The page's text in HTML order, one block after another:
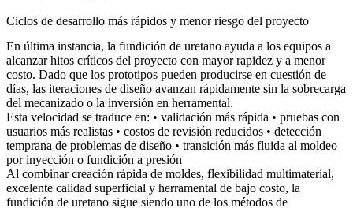
Ciclos de desarrollo más rápidos y menor riesgo del proyecto
En última instancia, la fundición de uretano ayuda a los equipos a
alcanzar hitos críticos del proyecto con mayor rapidez y a menor
costo. Dado que los prototipos pueden producirse en cuestión de
días, las iteraciones de diseño avanzan rápidamente sin la sobrecarga
del mecanizado o la inversión en herramental.
Esta velocidad se traduce en: • validación más rápida • pruebas con
usuarios más realistas • costos de revisión reducidos • detección
temprana de problemas de diseño • transición más fluida al moldeo
por inyección o fundición a presión
Al combinar creación rápida de moldes, flexibilidad multimaterial,
excelente calidad superficial y herramental de bajo costo, la
fundición de uretano sigue siendo uno de los métodos de